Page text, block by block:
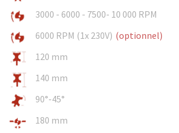
3000 - 6000 - 7500- 10 000 RPM
6000 RPM (1x 230V) (optionnel)
120 mm
140 mm
90°-45°
180 mm